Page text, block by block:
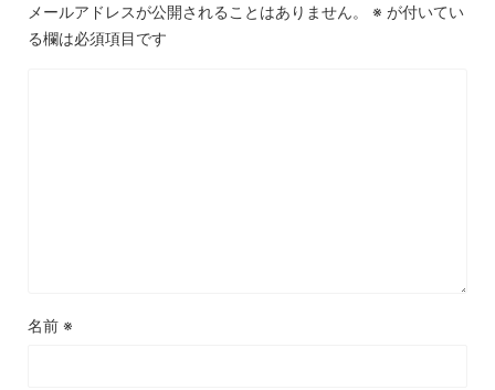
メールアドレスが公開されることはありません。 ※ が付いてい
る欄は必須項目です
名前 ※